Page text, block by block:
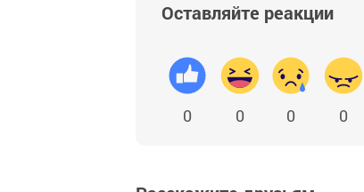
Оставляйте реакции
0 0 0 0